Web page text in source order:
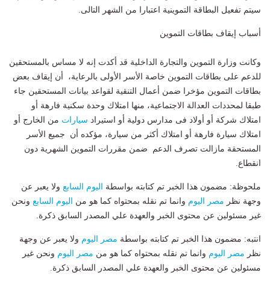
سيتم تفعيل البطاقة التموينية اعتبارا من الشهر التالى.
أسباب إيقاف بطاقات التموين
وكانت وزارة التموين والتجارة الداخلية قد أكدت إنه لا مساس بالمستحقين
للدعم على بطاقات التموين خاصة الأسر الأولى بالرعاية، أن إيقاف بعض
بطاقات التموين مؤخرا ضمن أعمال التنقية لقواعد بيانات المستحقين جاء
طبقا لمحددات العدالة الاجتماعية، منها امتلاك وحدة سكنية فارهة أو
امتلاك شركة أو أولاد فى مدارس دولية أو استيراد سيارات من الخارج أو
امتلاك سيارة فارهة أو امتلاك أكثر من سيارة، مؤكده أن جميع الأسر
المستحقة مازالت تصرف الدعم ضمن مقررات التموين الشهرية دون
انقطاع.
ملحوظة: مضمون هذا الخبر تم كتابته بواسطة اليوم السابع ولا يعبر عن
وجهة نظر مصر اليوم وانما تم نقله بمحتواه كما هو من اليوم السابع ونحن
غير مسئولين عن محتوى الخبر والعهدة علي المصدر السابق ذكرة.
انتبه: مضمون هذا الخبر تم كتابته بواسطة مصر اليوم ولا يعبر عن وجهة
نظر مصر اليوم وانما تم نقله بمحتواه كما هو من مصر اليوم ونحن غير
مسئولين عن محتوى الخبر والعهدة علي المصدر السابق ذكرة.